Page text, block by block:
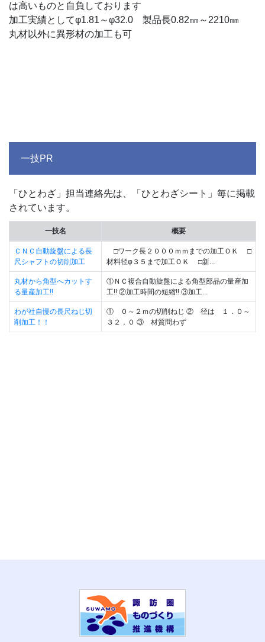
は高いものと自負しております
加工実績としてφ1.81～φ32.0 製品長0.82㎜～2210㎜
丸材以外に異形材の加工も可
一技PR
「ひとわざ」担当連絡先は、「ひとわざシート」毎に掲載
されています。
一技名 概要
ＣＮＣ自動旋盤による長
尺シャフトの切削加工
□ワーク長２０００ｍｍまでの加工ＯＫ □
材料径φ３５まで加工ＯＫ □新...
丸材から角型へカットす
る量産加工!!
①ＮＣ複合自動旋盤による角型部品の量産加
工!! ②加工時間の短縮!! ③加工...
わが社自慢の長尺ねじ切
削加工！！
① ０～２ｍの切削ねじ ② 径は １．０～
３２．０ ③ 材質問わず